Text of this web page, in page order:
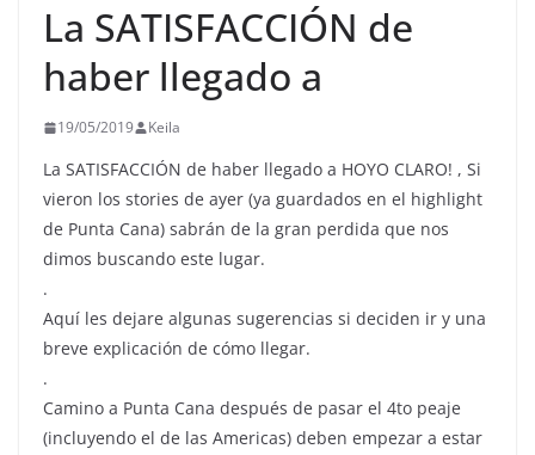
La SATISFACCIÓN de
haber llegado a
19/05/2019 Keila
La SATISFACCIÓN de haber llegado a HOYO CLARO! , Si
vieron los stories de ayer (ya guardados en el highlight
de Punta Cana) sabrán de la gran perdida que nos
dimos buscando este lugar.
.
Aquí les dejare algunas sugerencias si deciden ir y una
breve explicación de cómo llegar.
.
Camino a Punta Cana después de pasar el 4to peaje
(incluyendo el de las Americas) deben empezar a estar